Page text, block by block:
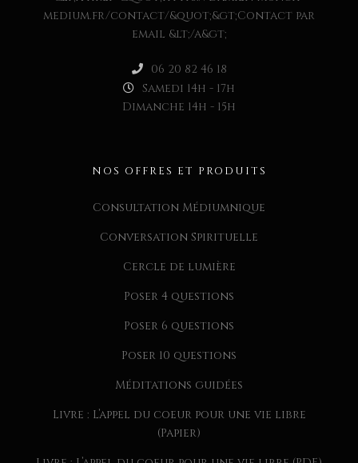
medium.fr/contact/&quot;&gt;Contact par
email &lt;/a&gt;
06 20 82 46 18
Samedi 14h - 17h
Dimanche 14h - 15h
NOS OFFRES ET PRODUITS
Consultation Médiumnique
Conversation Spirituelle
Cercle de lumière
Poser 4 questions
Poser 6 questions
Poser 10 questions
Méditations guidées
Livre : L’appel du coeur pour une vie libre
(Papier)